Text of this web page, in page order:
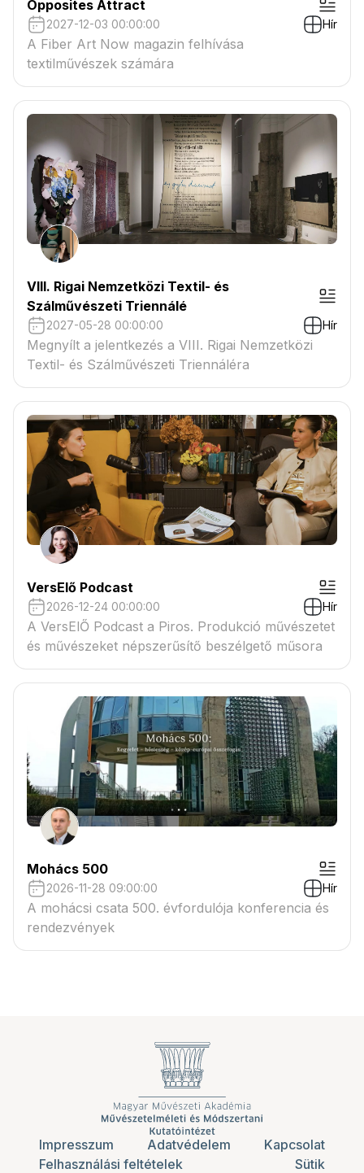
Opposites Attract
2027-12-03 00:00:00 Hír
A Fiber Art Now magazin felhívása
textilművészek számára
VIII. Rigai Nemzetközi Textil- és
Szálművészeti Triennálé
2027-05-28 00:00:00 Hír
Megnyílt a jelentkezés a VIII. Rigai Nemzetközi
Textil- és Szálművészeti Triennáléra
VersElő Podcast
2026-12-24 00:00:00 Hír
A VersElŐ Podcast a Piros. Produkció művészetet
és művészeket népszerűsítő beszélgető műsora
Mohács 500
2026-11-28 09:00:00 Hír
A mohácsi csata 500. évfordulója konferencia és
rendezvények
Impresszum Adatvédelem
Kapcsolat
Felhasználási feltételek
Sütik